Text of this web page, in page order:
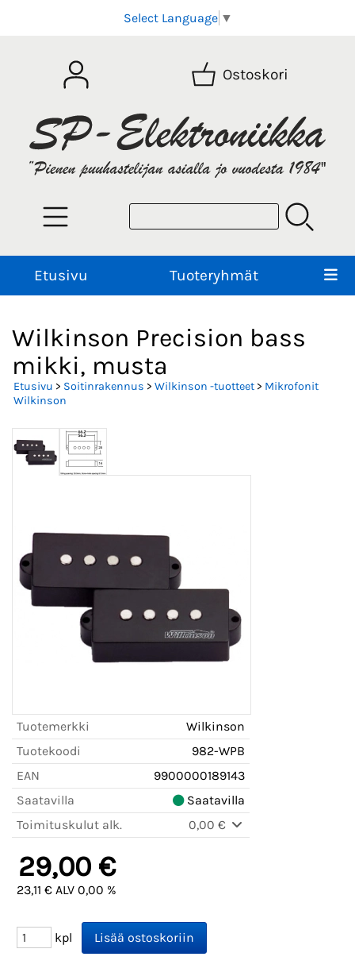
Select Language ▼
Ostoskori
Etusivu Tuoteryhmät
Wilkinson Precision bass
mikki, musta
Etusivu > Soitinrakennus > Wilkinson -tuotteet> Mikrofonit
Wilkinson
Tuotemerkki
Wilkinson
Tuotekoodi
982-WPB
EAN
9900000189143
Saatavilla
Saatavilla
Toimituskulut alk.
0,00 €
29,00 €
23,11 € ALV 0,00 %
kpl